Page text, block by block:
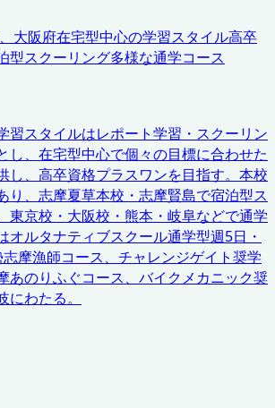
大阪府在宅型中心の学習スタイル高卒
型スクーリング多様な通学コース
習スタイルはレポート学習・スクーリン
し、在宅型中心で個々の目標に合わせた
し、高卒資格プラスワンを目指す。本校
り、志摩夏草本校・志摩賢島で宿泊型ス
東京校・大阪校・熊本・岐阜などで通学
オルタナティブスクール通学型週5日・
摩漁師コース、チャレンジゲイト奨学
あのりふぐコース、バイクメカニック奨
わたる。